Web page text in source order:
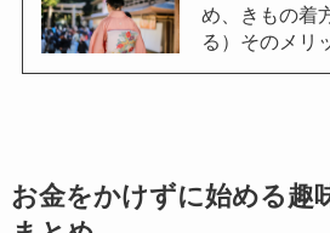
め、きもの着
る）そのメリ
お金をかけずに始める趣